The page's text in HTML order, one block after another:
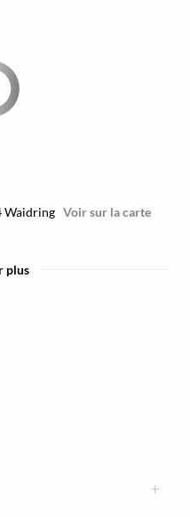
Waidring Voir sur la carte
plus